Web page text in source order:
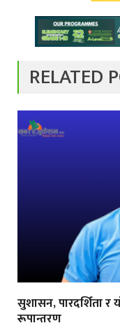
RELATED
सुशासन, पारदर्शिता र
रूपान्तरण